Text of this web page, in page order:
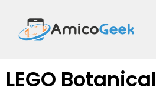
contenuto
LEGO Botanical